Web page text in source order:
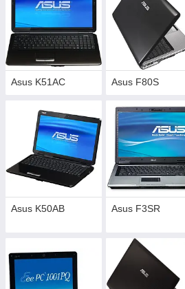
Asus K51AC Asus F80S
Asus K50AB Asus F3SR